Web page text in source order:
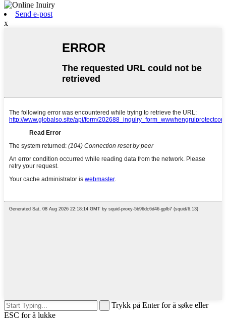
Send e-post
x
Trykk på Enter for å søke eller
ESC for å lukke